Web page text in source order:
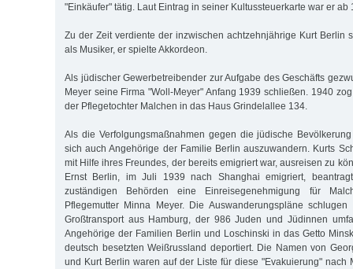
"Einkäufer" tätig. Laut Eintrag in seiner Kultussteuerkarte war er ab
Zu der Zeit verdiente der inzwischen achtzehnjährige Kurt Berlin
als Musiker, er spielte Akkordeon.
Als jüdischer Gewerbetreibender zur Aufgabe des Geschäfts
Meyer seine Firma "Woll-Meyer" Anfang 1939 schließen. 1940
der Pflegetochter Malchen in das Haus Grindelallee 134.
Als die Verfolgungsmaßnahmen gegen die jüdische
sich auch Angehörige der Familie Berlin auszuwandern. Kurts
mit Hilfe ihres Freundes, der bereits emigriert war, ausreisen zu
Ernst Berlin, im Juli 1939 nach Shanghai emigriert,
zuständigen Behörden eine Einreisegenehmigung für
Pflegemutter Minna Meyer. Die Auswanderungspläne
Großtransport aus Hamburg, der 986 Juden und Jüdinnen
Angehörige der Familien Berlin und Loschinski in das Getto
deutsch besetzten Weißrussland deportiert. Die Namen von
und Kurt Berlin waren auf der Liste für diese "Evakuierung" nach